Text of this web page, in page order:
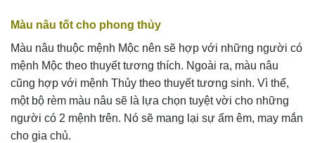
Màu nâu tốt cho phong thủy
Màu nâu thuộc mệnh Mộc nên sẽ hợp với những người có
mệnh Mộc theo thuyết tương thích. Ngoài ra, màu nâu
cũng hợp với mệnh Thủy theo thuyết tương sinh. Vì thế,
một bộ rèm màu nâu sẽ là lựa chọn tuyệt vời cho những
người có 2 mệnh trên. Nó sẽ mang lại sự ấm êm, may mắn
cho gia chủ.